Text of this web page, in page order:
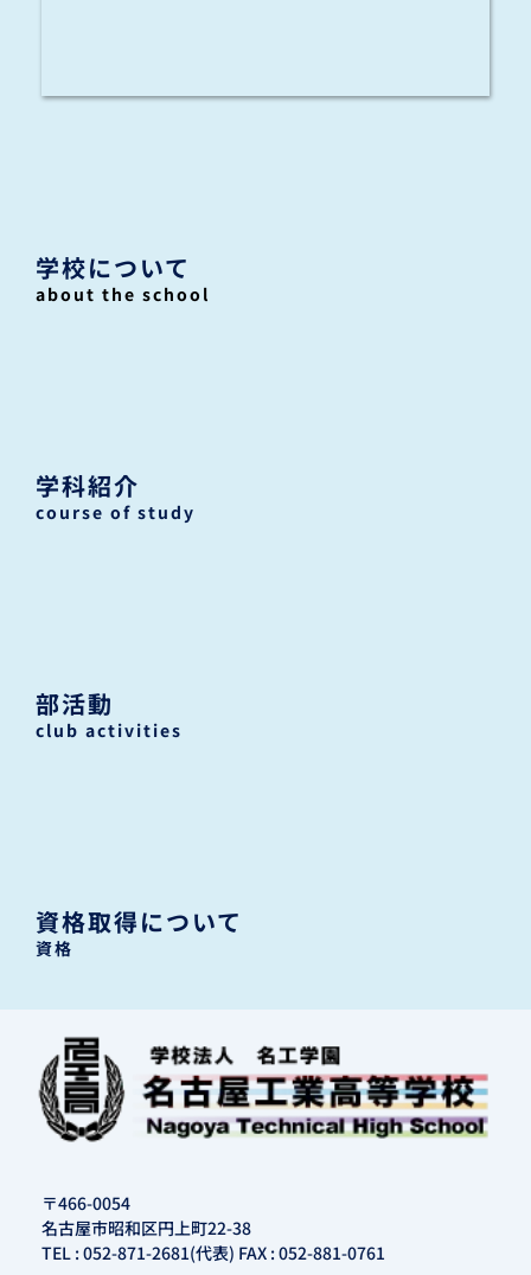
学校について
about the school
学科紹介
course of study
部活動
club activities
資格取得について
資格
〒466-0054
名古屋市昭和区円上町22-38
TEL : 052-871-2681(代表) FAX : 052-881-0761